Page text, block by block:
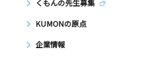
くもんの先生募集
KUMONの原点
企業情報